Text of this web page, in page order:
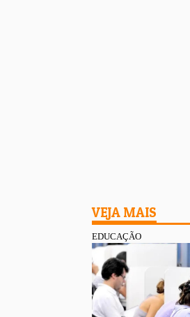
VEJA MAIS
EDUCAÇÃO